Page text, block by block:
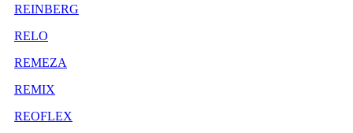
REINBERG
RELO
REMEZA
REMIX
REOFLEX